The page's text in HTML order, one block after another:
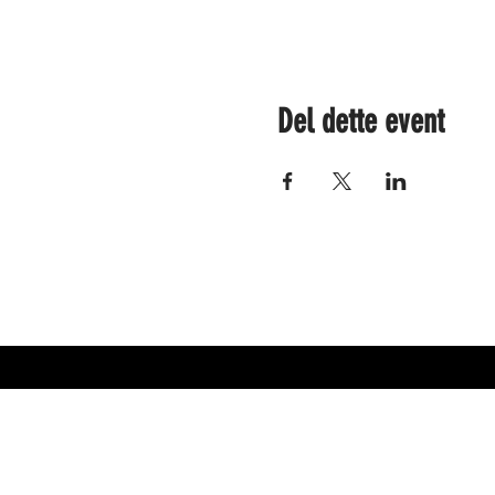
Del dette event